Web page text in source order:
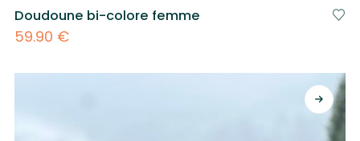
Doudoune bi-colore femme
59.90 €